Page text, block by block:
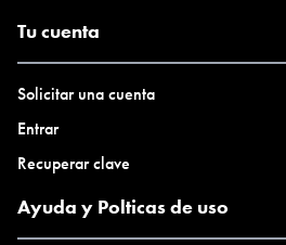
Tu cuenta
Solicitar una cuenta
Entrar
Recuperar clave
Ayuda y Polticas de uso